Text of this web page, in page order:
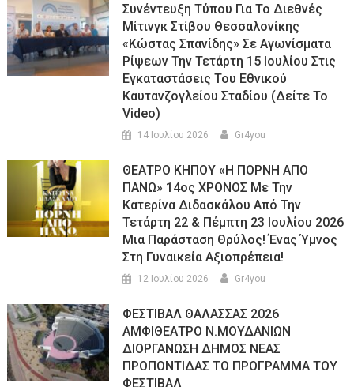
Συνέντευξη Τύπου Για Το Διεθνές
Μίτινγκ Στίβου Θεσσαλονίκης
«Κώστας Σπανίδης» Σε Αγωνίσματα
Ρίψεων Την Τετάρτη 15 Ιουλίου Στις
Εγκαταστάσεις Του Εθνικού
Καυτανζογλείου Σταδίου (Δείτε Το
Video)
14 Ιουλίου 2026 Gr4you
ΘΕΑΤΡΟ ΚΗΠΟΥ «Η ΠΟΡΝΗ ΑΠΟ
ΠΑΝΩ» 14ος ΧΡΟΝΟΣ Με Την
Κατερίνα Διδασκάλου Από Την
Τετάρτη 22 & Πέμπτη 23 Ιουλίου 2026
Μια Παράσταση Θρύλος! Ένας Ύμνος
Στη Γυναικεία Αξιοπρέπεια!
12 Ιουλίου 2026 Gr4you
ΦΕΣΤΙΒΑΛ ΘΑΛΑΣΣΑΣ 2026
ΑΜΦΙΘΕΑΤΡΟ Ν.ΜΟΥΔΑΝΙΩΝ
ΔΙΟΡΓΑΝΩΣΗ ΔΗΜΟΣ ΝΕΑΣ
ΠΡΟΠΟΝΤΙΔΑΣ ΤΟ ΠΡΟΓΡΑΜΜΑ ΤΟΥ
ΦΕΣΤΙΒΑΛ